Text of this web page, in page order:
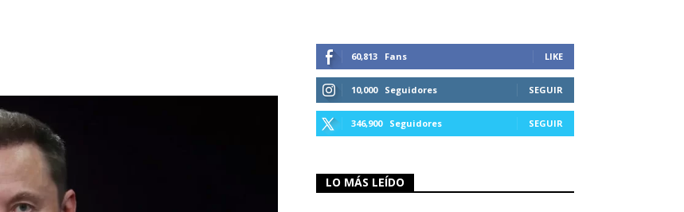
60,813 Fans LIKE
10,000 Seguidores SEGUIR
346,900 Seguidores SEGUIR
LO MÁS LEÍDO